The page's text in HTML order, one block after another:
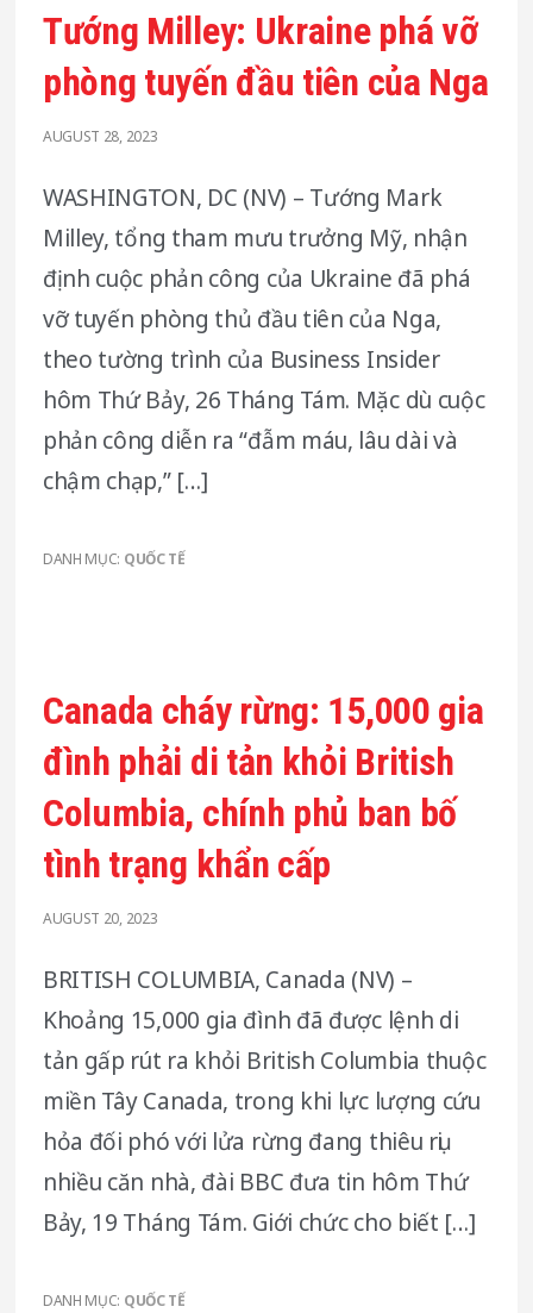
Tướng Milley: Ukraine phá vỡ
phòng tuyến đầu tiên của Nga
AUGUST 28, 2023
WASHINGTON, DC (NV) – Tướng Mark
Milley, tổng tham mưu trưởng Mỹ, nhận
định cuộc phản công của Ukraine đã phá
vỡ tuyến phòng thủ đầu tiên của Nga,
theo tường trình của Business Insider
hôm Thứ Bảy, 26 Tháng Tám. Mặc dù cuộc
phản công diễn ra “đẫm máu, lâu dài và
chậm chạp,” […]
DANH MỤC: QUỐC TẾ
Canada cháy rừng: 15,000 gia
đình phải di tản khỏi British
Columbia, chính phủ ban bố
tình trạng khẩn cấp
AUGUST 20, 2023
BRITISH COLUMBIA, Canada (NV) –
Khoảng 15,000 gia đình đã được lệnh di
tản gấp rút ra khỏi British Columbia thuộc
miền Tây Canada, trong khi lực lượng cứu
hỏa đối phó với lửa rừng đang thiêu rụi
nhiều căn nhà, đài BBC đưa tin hôm Thứ
Bảy, 19 Tháng Tám. Giới chức cho biết […]
DANH MỤC: QUỐC TẾ